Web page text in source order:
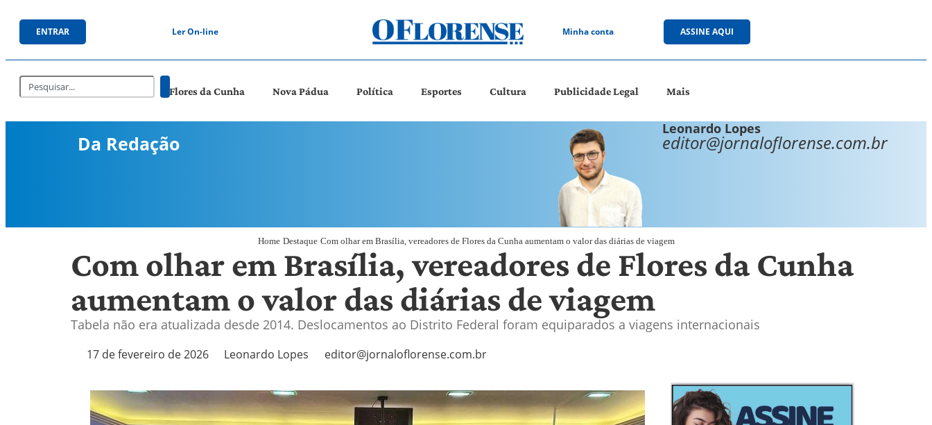
ENTRAR Ler On-line Minha conta ASSINE AQUI
Flores da Cunha Nova Pádua Política Esportes Cultura Publicidade Legal Mais
Da Redação
Leonardo Lopes
editor@jornaloflorense.com.br
Home Destaque Com olhar em Brasília, vereadores de Flores da Cunha aumentam o valor das diárias de viagem
Com olhar em Brasília, vereadores de Flores da Cunha
aumentam o valor das diárias de viagem
Tabela não era atualizada desde 2014. Deslocamentos ao Distrito Federal foram equiparados a viagens internacionais
17 de fevereiro de 2026 Leonardo Lopes editor@jornaloflorense.com.br